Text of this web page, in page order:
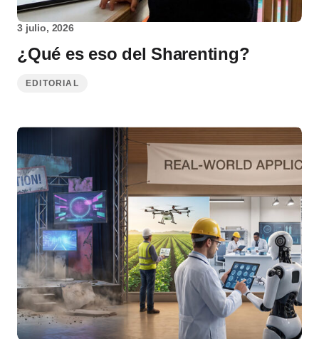
3 julio, 2026
¿Qué es eso del Sharenting?
EDITORIAL